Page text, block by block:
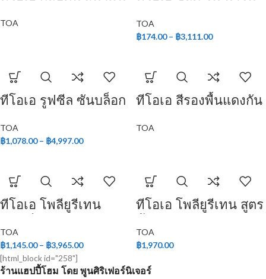
TOA
TOA
฿174.00 – ฿3,111.00
ทีโอเอ รูฟซีล ซันบล็อก
TOA
฿1,078.00 – ฿4,997.00
ทีโอเอ สีรองพื้นแดงกัน
TOA
ทีโอเอ โพลียูรีเทน
ส่วน
TOA
฿1,145.00 – ฿3,965.00
ทีโอเอ โพลียูรีเทน สูตร
ภายใน
TOA
฿1,970.00
[html_block id="258"]
ร้านแฮปปี้โฮม โดย พูนศิริเฟอร์นิเจอร์